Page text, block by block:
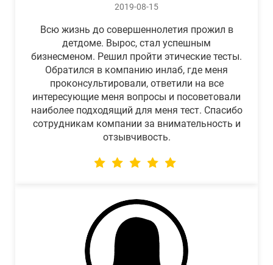
2019-08-15
Всю жизнь до совершеннолетия прожил в
детдоме. Вырос, стал успешным
бизнесменом. Решил пройти этические тесты.
Обратился в компанию инлаб, где меня
проконсультировали, ответили на все
интересующие меня вопросы и посоветовали
наиболее подходящий для меня тест. Спасибо
сотрудникам компании за внимательность и
отзывчивость.